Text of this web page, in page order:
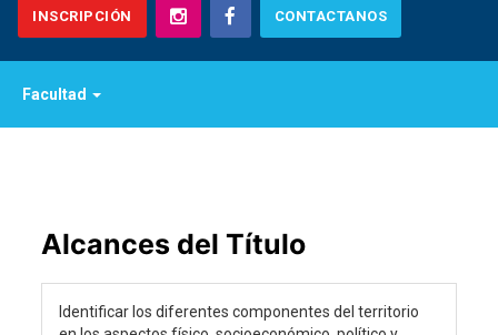
INSCRIPCIÓN CONTACTANOS
Facultad
Alcances del Título
Identificar los diferentes componentes del territorio